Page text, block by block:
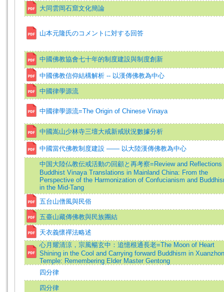
大同雲岡石窟文化簡論
山本元隆氏のコメントに対する回答
中國佛教協會七十年的制度建設與制度創新
中國佛教信仰結構解析 -- 以漢傳佛教為中心
中國律學源流
中國律學源流=The Origin of Chinese Vinaya
中國嵩山少林寺三壇大戒新戒狀況數據分析
中國當代佛教制度建設 —— 以大陸漢傳佛教為中心
中国大陸仏教伝戒活動の回顧と再考察=Review and Reflections
Buddhist Vinaya Translations in Mainland China: From the
Perspective of the Harmonization of Confucianism and
in the Mid-Tang
五台山僧風與民俗
五臺山藏傳佛教與民族團結
天衣義懷禪法略述
心月耀清涼，宗風暢玄中：追憶根通長老=The Moon of Heart
Shining in the Cool and Carrying forward Buddhism in
Temple: Remembering Elder Master Gentong
四分律
四分律